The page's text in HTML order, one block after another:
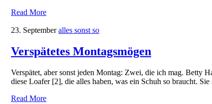
Read More
23. September alles sonst so
Verspätetes Montagsmögen
Verspätet, aber sonst jeden Montag: Zwei, die ich mag. Betty
diese Loafer [2], die alles haben, was ein Schuh so braucht.
Read More